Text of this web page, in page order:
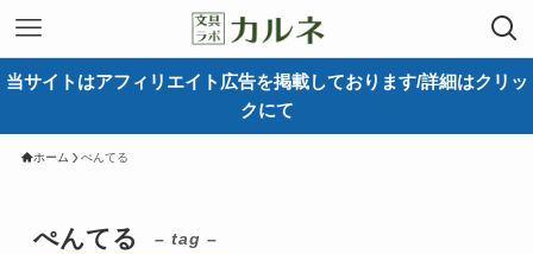
当サイトはアフィリエイト広告を掲載しております/詳細はクリッ
クにて
ホーム ぺんてる
ぺんてる – tag –